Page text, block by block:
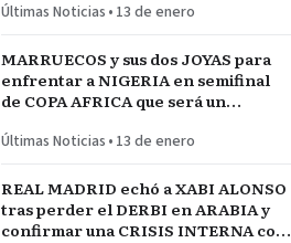
Últimas Noticias • 13 de enero
MARRUECOS y sus dos JOYAS para
enfrentar a NIGERIA en semifinal
de COPA AFRICA que será un
reservado
Últimas Noticias • 13 de enero
REAL MADRID echó a XABI ALONSO
tras perder el DERBI en ARABIA y
confirmar una CRISIS INTERNA con